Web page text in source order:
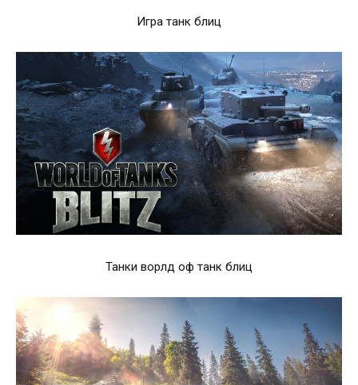
Игра танк блиц
Танки ворлд оф танк блиц